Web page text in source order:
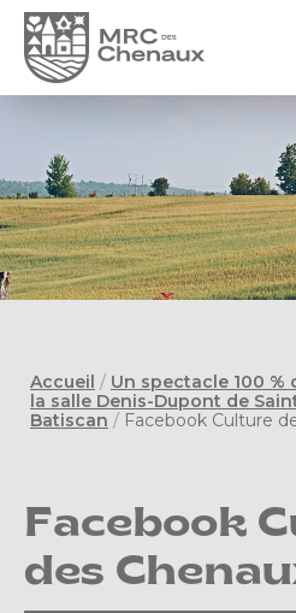
Accueil / Un spectacle 100
la salle Denis-Dupont de
Batiscan / Facebook Culture
Facebook
des